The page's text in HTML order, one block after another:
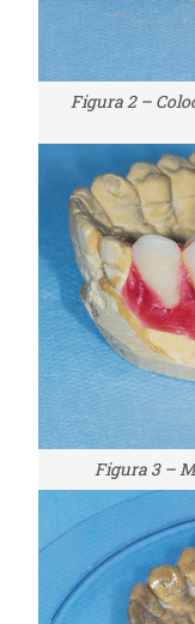
Figura 2 –
Figura 3 –